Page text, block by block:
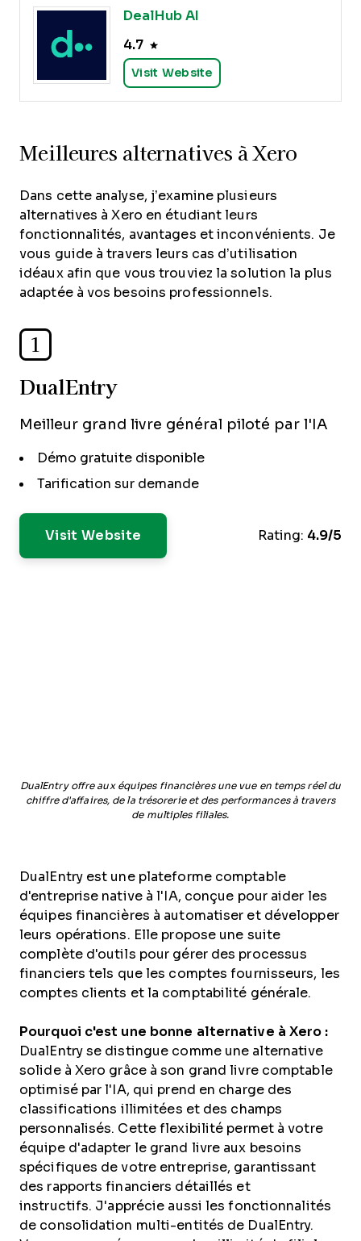
DealHub AI
4.7
Visit Website
Meilleures alternatives à Xero
Dans cette analyse, j’examine plusieurs
alternatives à Xero en étudiant leurs
fonctionnalités, avantages et inconvénients. Je
vous guide à travers leurs cas d’utilisation
idéaux afin que vous trouviez la solution la plus
adaptée à vos besoins professionnels.
1
DualEntry
Meilleur grand livre général piloté par l'IA
Démo gratuite disponible
Tarification sur demande
Visit Website Rating: 4.9/5
DualEntry offre aux équipes financières une vue en temps réel du
chiffre d'affaires, de la trésorerie et des performances à travers
de multiples filiales.
DualEntry est une plateforme comptable
d'entreprise native à l'IA, conçue pour aider les
équipes financières à automatiser et développer
leurs opérations. Elle propose une suite
complète d'outils pour gérer des processus
financiers tels que les comptes fournisseurs, les
comptes clients et la comptabilité générale.
Pourquoi c'est une bonne alternative à Xero :
DualEntry se distingue comme une alternative
solide à Xero grâce à son grand livre comptable
optimisé par l'IA, qui prend en charge des
classifications illimitées et des champs
personnalisés. Cette flexibilité permet à votre
équipe d'adapter le grand livre aux besoins
spécifiques de votre entreprise, garantissant
des rapports financiers détaillés et
instructifs. J'apprécie aussi les fonctionnalités
de consolidation multi-entités de DualEntry.